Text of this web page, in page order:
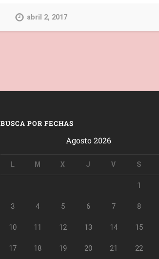
abril 2, 2017
BUSCA POR FECHAS
Agosto 2026
L M X J V S
1
3 4 5 6 7 8
10 11 12 13 14 15
17 18 19 20 21 22